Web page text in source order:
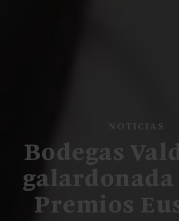
NOTICIAS
Bodegas
galardonada
Premios